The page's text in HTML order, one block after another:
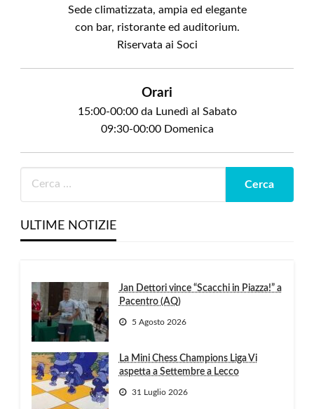
Sede climatizzata, ampia ed elegante
con bar, ristorante ed auditorium.
Riservata ai Soci
Orari
15:00-00:00 da Lunedì al Sabato
09:30-00:00 Domenica
ULTIME NOTIZIE
Jan Dettori vince “Scacchi in Piazza!” a
Pacentro (AQ)
5 Agosto 2026
La Mini Chess Champions Liga Vi
aspetta a Settembre a Lecco
31 Luglio 2026